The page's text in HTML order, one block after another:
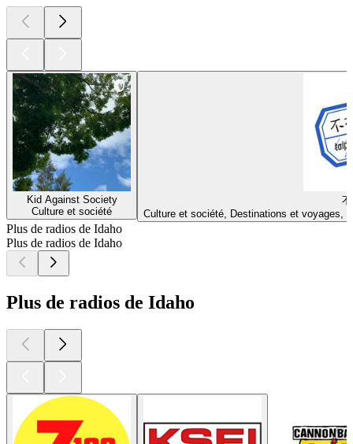
Kid Against Society
Culture et société
Culture et société, Destinations et voyages,
Plus de radios de Idaho
Plus de radios de Idaho
Plus de radios de Idaho